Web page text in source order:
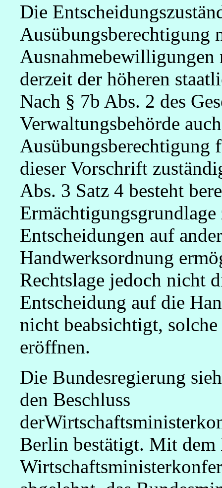
Die
Ausübungsberechtigung
derzeit der höheren
Nach § 7b Abs. 2 des
Verwaltungsbehörde
Ausübungsberechtigung
dieser Vorschrift
Abs. 3 Satz 4 besteht
Entscheidungen auf
Handwerksordnung
Rechtslage jedoch nicht
Entscheidung auf die
nicht beabsichtigt,
eröffnen.
Die Bundesregierung
den Beschluss
Berlin bestätigt. Mit dem